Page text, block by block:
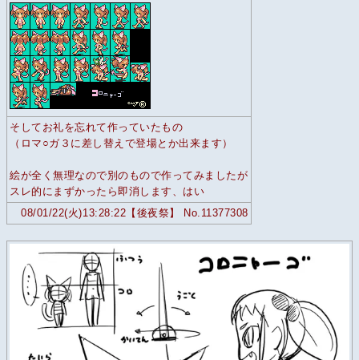
そしてお礼を忘れて作っていたもの
（ロマ○ガ３に差し替えで登場とか出来ます）
絵が全く無理なので別のもので作ってみましたが
スレ的にまずかったら即消します、はい
08/01/22(火)13:28:22【後夜祭】 No.11377308